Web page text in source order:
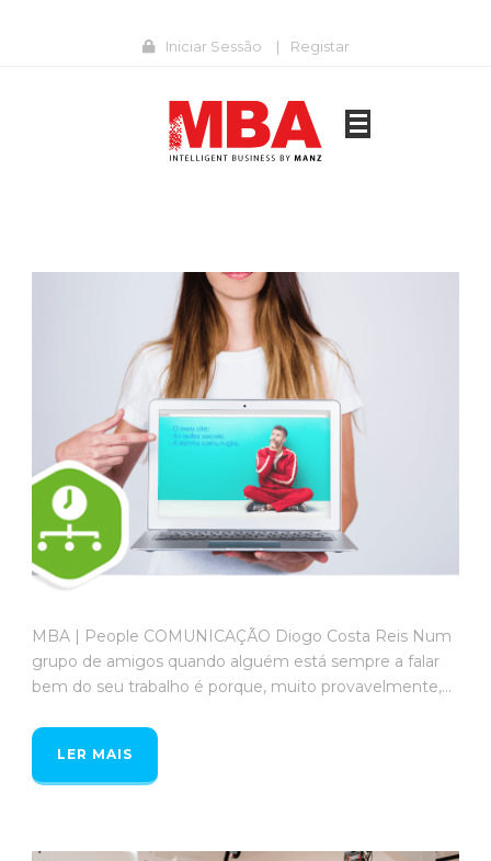
Iniciar Sessão | Registar
MBA | People COMUNICAÇÃO Diogo Costa Reis Num
grupo de amigos quando alguém está sempre a falar
bem do seu trabalho é porque, muito provavelmente,...
LER MAIS